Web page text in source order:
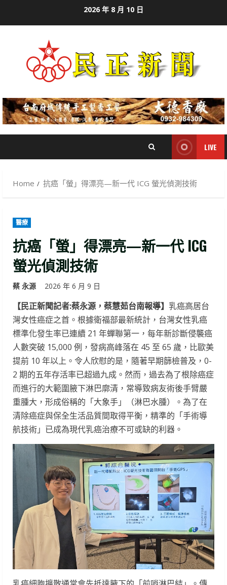
2026 年 8 月 10 日
LIVE
Home 抗癌「螢」得漂亮—新一代 ICG 螢光偵測技術
醫療
抗癌「螢」得漂亮—新一代 ICG
螢光偵測技術
蔡 永源 2026 年 6 月 9 日
【民正新聞記者:蔡永源，蔡慧茹台南報導】 乳癌高居台
灣女性癌症之首。根據衛福部最新統計，台灣女性乳癌
標準化發生率已連續 21 年蟬聯第一，每年新診斷侵襲癌
人數突破 15,000 例，發病高峰落在 45 至 65 歲，比歐美
提前 10 年以上。令人欣慰的是，隨著早期篩檢普及，0-
2 期的五年存活率已超過九成。然而，過去為了根除癌症
而進行的大範圍腋下淋巴廓清，常導致病友術後手臂嚴
重腫大，形成俗稱的「大象手」（淋巴水腫）。為了在
清除癌症與保全生活品質間取得平衡，精準的「手術導
航技術」已成為現代乳癌治療不可或缺的利器。